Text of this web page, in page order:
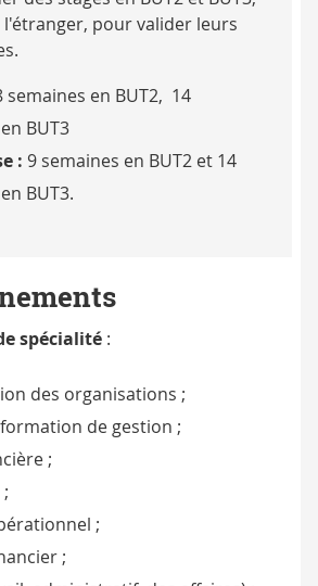
l'étranger, pour valider leurs
semaines en BUT2, 14
BUT3
: 9 semaines en BUT2 et 14
BUT3.
spécialité :
des organisations ;
de gestion ;
;
;
;